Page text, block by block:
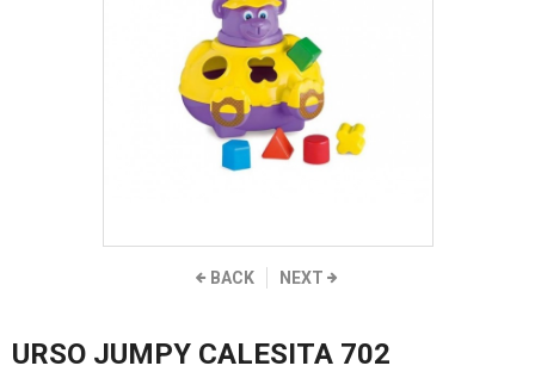
BACK NEXT
URSO JUMPY CALESITA 702